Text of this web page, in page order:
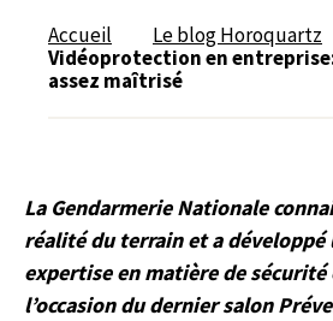
Accueil
Le blog Horoquartz
Vidéoprotection en
assez maîtrisé
La Gendarmerie Nationale
réalité du terrain et a développé
expertise en matière de
l’occasion du dernier salon